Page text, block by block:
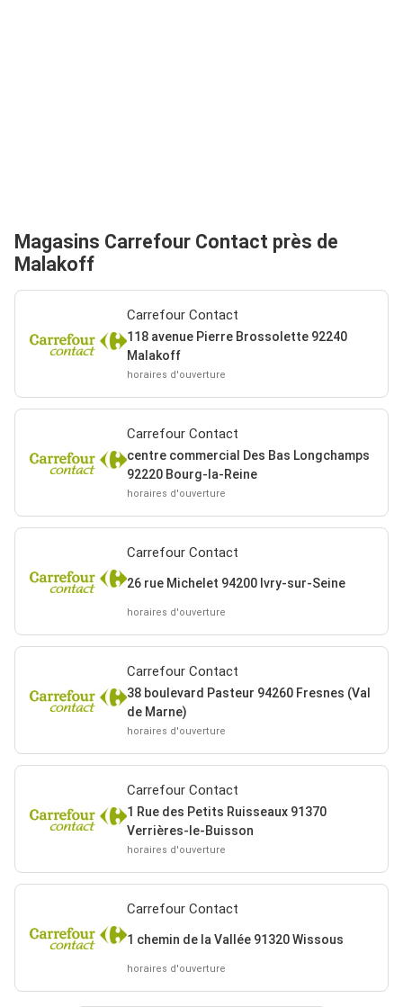
Magasins Carrefour Contact près de
Malakoff
Carrefour Contact
118 avenue Pierre Brossolette 92240
Malakoff
horaires d'ouverture
Carrefour Contact
centre commercial Des Bas Longchamps
92220 Bourg-la-Reine
horaires d'ouverture
Carrefour Contact
26 rue Michelet 94200 Ivry-sur-Seine
horaires d'ouverture
Carrefour Contact
38 boulevard Pasteur 94260 Fresnes (Val
de Marne)
horaires d'ouverture
Carrefour Contact
1 Rue des Petits Ruisseaux 91370
Verrières-le-Buisson
horaires d'ouverture
Carrefour Contact
1 chemin de la Vallée 91320 Wissous
horaires d'ouverture